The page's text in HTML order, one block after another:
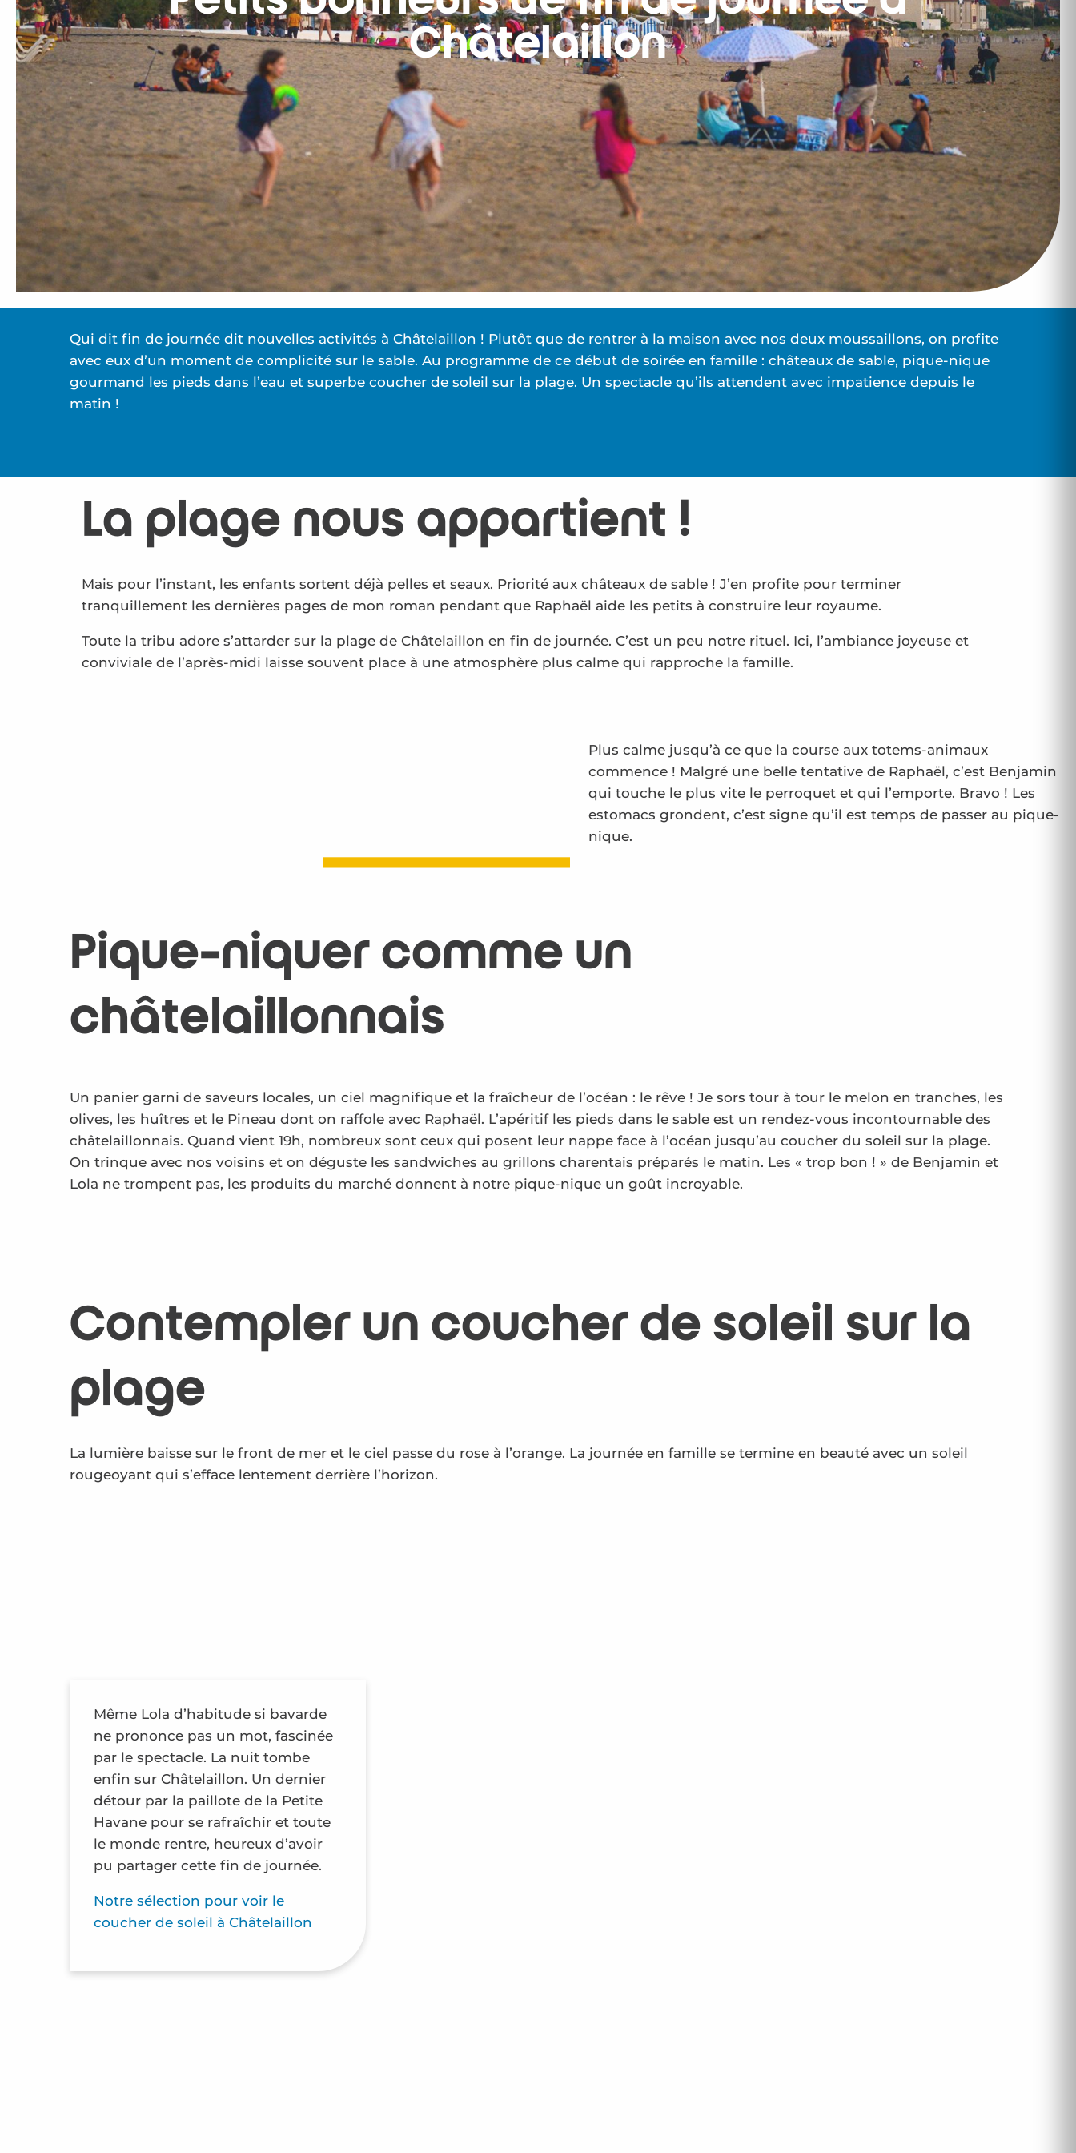
Châtelaillon
Qui dit fin de journée dit nouvelles activités à Châtelaillon ! Plutôt que de rentrer à la maison avec nos deux moussaillons, on profite
avec eux d’un moment de complicité sur le sable. Au programme de ce début de soirée en famille : châteaux de sable, pique-nique
gourmand les pieds dans l’eau et superbe coucher de soleil sur la plage. Un spectacle qu’ils attendent avec impatience depuis le
matin !
La plage nous appartient !
Mais pour l’instant, les enfants sortent déjà pelles et seaux. Priorité aux châteaux de sable ! J’en profite pour terminer
tranquillement les dernières pages de mon roman pendant que Raphaël aide les petits à construire leur royaume.
Toute la tribu adore s’attarder sur la plage de Châtelaillon en fin de journée. C’est un peu notre rituel. Ici, l’ambiance joyeuse et
conviviale de l’après-midi laisse souvent place à une atmosphère plus calme qui rapproche la famille.
Plus calme jusqu’à ce que la course aux totems-animaux
commence ! Malgré une belle tentative de Raphaël, c’est Benjamin
qui touche le plus vite le perroquet et qui l’emporte. Bravo ! Les
estomacs grondent, c’est signe qu’il est temps de passer au pique-
nique.
Pique-niquer comme un
châtelaillonnais
Un panier garni de saveurs locales, un ciel magnifique et la fraîcheur de l’océan : le rêve ! Je sors tour à tour le melon en tranches, les
olives, les huîtres et le Pineau dont on raffole avec Raphaël. L’apéritif les pieds dans le sable est un rendez-vous incontournable des
châtelaillonnais. Quand vient 19h, nombreux sont ceux qui posent leur nappe face à l’océan jusqu’au coucher du soleil sur la plage.
On trinque avec nos voisins et on déguste les sandwiches au grillons charentais préparés le matin. Les « trop bon ! » de Benjamin et
Lola ne trompent pas, les produits du marché donnent à notre pique-nique un goût incroyable.
Contempler un coucher de soleil sur la
plage
La lumière baisse sur le front de mer et le ciel passe du rose à l’orange. La journée en famille se termine en beauté avec un soleil
rougeoyant qui s’efface lentement derrière l’horizon.
Même Lola d’habitude si bavarde
ne prononce pas un mot, fascinée
par le spectacle. La nuit tombe
enfin sur Châtelaillon. Un dernier
détour par la paillote de la Petite
Havane pour se rafraîchir et toute
le monde rentre, heureux d’avoir
pu partager cette fin de journée.
Notre sélection pour voir le
coucher de soleil à Châtelaillon